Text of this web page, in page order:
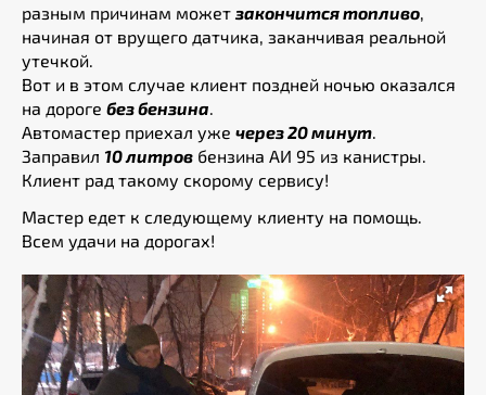
разным причинам может закончится топливо,
начиная от врущего датчика, заканчивая реальной
утечкой.
Вот и в этом случае клиент поздней ночью оказался
на дороге без бензина.
Автомастер приехал уже через 20 минут.
Заправил 10 литров бензина АИ 95 из канистры.
Клиент рад такому скорому сервису!
Мастер едет к следующему клиенту на помощь.
Всем удачи на дорогах!